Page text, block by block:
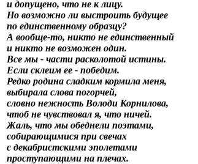
и допущено, что не к лицу.
Но возможно ли выстроить будущее
по единственному образцу?
А вообще-то, никто не единственный
и никто не возможен один.
Все мы - части расколотой истины.
Если склеим ее - победим.
Редко родина сладким кормила меня,
выбирала слова погорчей,
словно нежность Володи Корнилова,
чтоб не чувствовал я, что ничей.
Жаль, что мы обеднели поэтами,
собирающимися при свечах
с декабристскими эполетами
проступающими на плечах.